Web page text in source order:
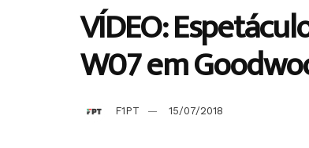
VÍDEO:
W07 em
F1PT 15/07/2018